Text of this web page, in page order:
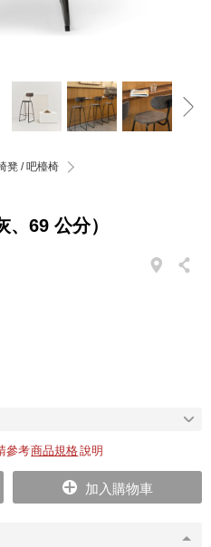
凳 / 吧檯椅
69 公分）
參考商品規格說明
加入購物車